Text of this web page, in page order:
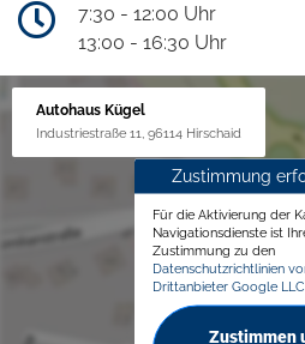
7:30 - 12:00 Uhr
13:00 - 16:30 Uhr
Autohaus Kügel
Industriestraße 11, 96114 Hirschaid
Zustimmung
Für die Aktivierung der
Navigationsdienste ist
Zustimmung zu den
Datenschutzrichtlinien
Drittanbieter Google LLC
Zustimmen